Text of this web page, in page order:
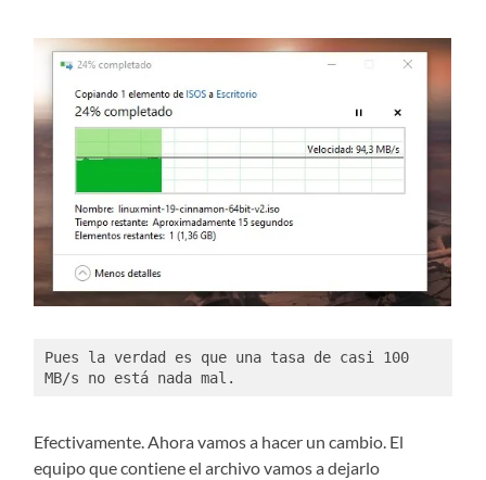
Pues la verdad es que una tasa de casi 100
MB/s no está nada mal.
Efectivamente. Ahora vamos a hacer un cambio. El
equipo que contiene el archivo vamos a dejarlo